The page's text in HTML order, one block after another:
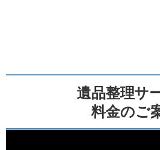
遺品整理サ
料金のご